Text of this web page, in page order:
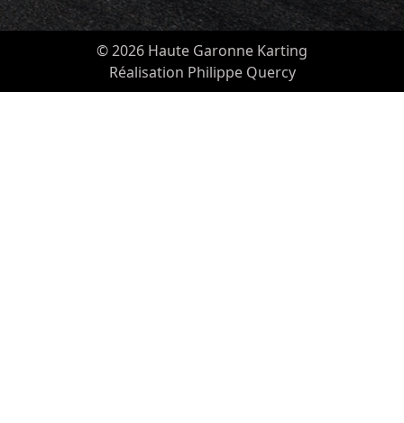
© 2026 Haute Garonne Karting
Réalisation Philippe Quercy